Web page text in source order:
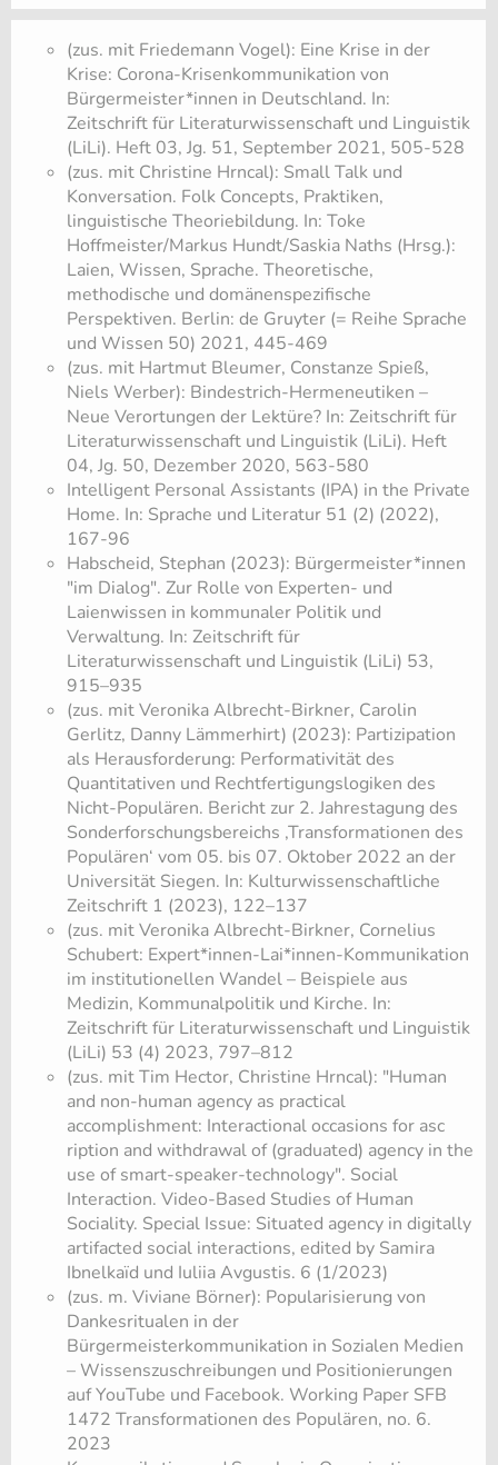
(zus. mit Friedemann Vogel): Eine Krise in der
Krise: Corona-Krisenkommunikation von
Bürgermeister*innen in Deutschland. In:
Zeitschrift für Literaturwissenschaft und Linguistik
(LiLi). Heft 03, Jg. 51, September 2021, 505-528
(zus. mit Christine Hrncal): Small Talk und
Konversation. Folk Concepts, Praktiken,
linguistische Theoriebildung. In: Toke
Hoffmeister/Markus Hundt/Saskia Naths (Hrsg.):
Laien, Wissen, Sprache. Theoretische,
methodische und domänenspezifische
Perspektiven. Berlin: de Gruyter (= Reihe Sprache
und Wissen 50) 2021, 445-469
(zus. mit Hartmut Bleumer, Constanze Spieß,
Niels Werber): Bindestrich-Hermeneutiken –
Neue Verortungen der Lektüre? In: Zeitschrift für
Literaturwissenschaft und Linguistik (LiLi). Heft
04, Jg. 50, Dezember 2020, 563-580
Intelligent Personal Assistants (IPA) in the Private
Home. In: Sprache und Literatur 51 (2) (2022),
167-96
Habscheid, Stephan (2023): Bürgermeister*innen
"im Dialog". Zur Rolle von Experten- und
Laienwissen in kommunaler Politik und
Verwaltung. In: Zeitschrift für
Literaturwissenschaft und Linguistik (LiLi) 53,
915–935
(zus. mit Veronika Albrecht-Birkner, Carolin
Gerlitz, Danny Lämmerhirt) (2023): Partizipation
als Herausforderung: Performativität des
Quantitativen und Rechtfertigungslogiken des
Nicht-Populären. Bericht zur 2. Jahrestagung des
Sonderforschungsbereichs ‚Transformationen des
Populären‘ vom 05. bis 07. Oktober 2022 an der
Universität Siegen. In: Kulturwissenschaftliche
Zeitschrift 1 (2023), 122–137
(zus. mit Veronika Albrecht-Birkner, Cornelius
Schubert: Expert*innen-Lai*innen-Kommunikation
im institutionellen Wandel – Beispiele aus
Medizin, Kommunalpolitik und Kirche. In:
Zeitschrift für Literaturwissenschaft und Linguistik
(LiLi) 53 (4) 2023, 797–812
(zus. mit Tim Hector, Christine Hrncal): "Human
and non-human agency as practical
accomplishment: Interactional occasions for asc​
ription and withdrawal of (graduated) agency in the
use of smart-speaker-technology". Social
Interaction. Video-Based Studies of Human
Sociality. Special Issue: Situated agency in digitally
artifacted social interactions, edited by Samira
Ibnelkaïd und Iuliia Avgustis. 6 (1/2023)
(zus. m. Viviane Börner): Popularisierung von
Dankesritualen in der
Bürgermeisterkommunikation in Sozialen Medien
– Wissenszuschreibungen und Positionierungen
auf YouTube und Facebook. Working Paper SFB
1472 Transformationen des Populären, no. 6.
2023